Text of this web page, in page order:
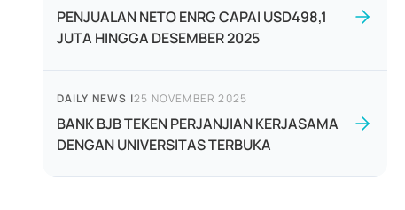
PENJUALAN NETO ENRG CAPAI USD498,1
JUTA HINGGA DESEMBER 2025
DAILY NEWS |25 NOVEMBER 2025
BANK BJB TEKEN PERJANJIAN KERJASAMA
DENGAN UNIVERSITAS TERBUKA